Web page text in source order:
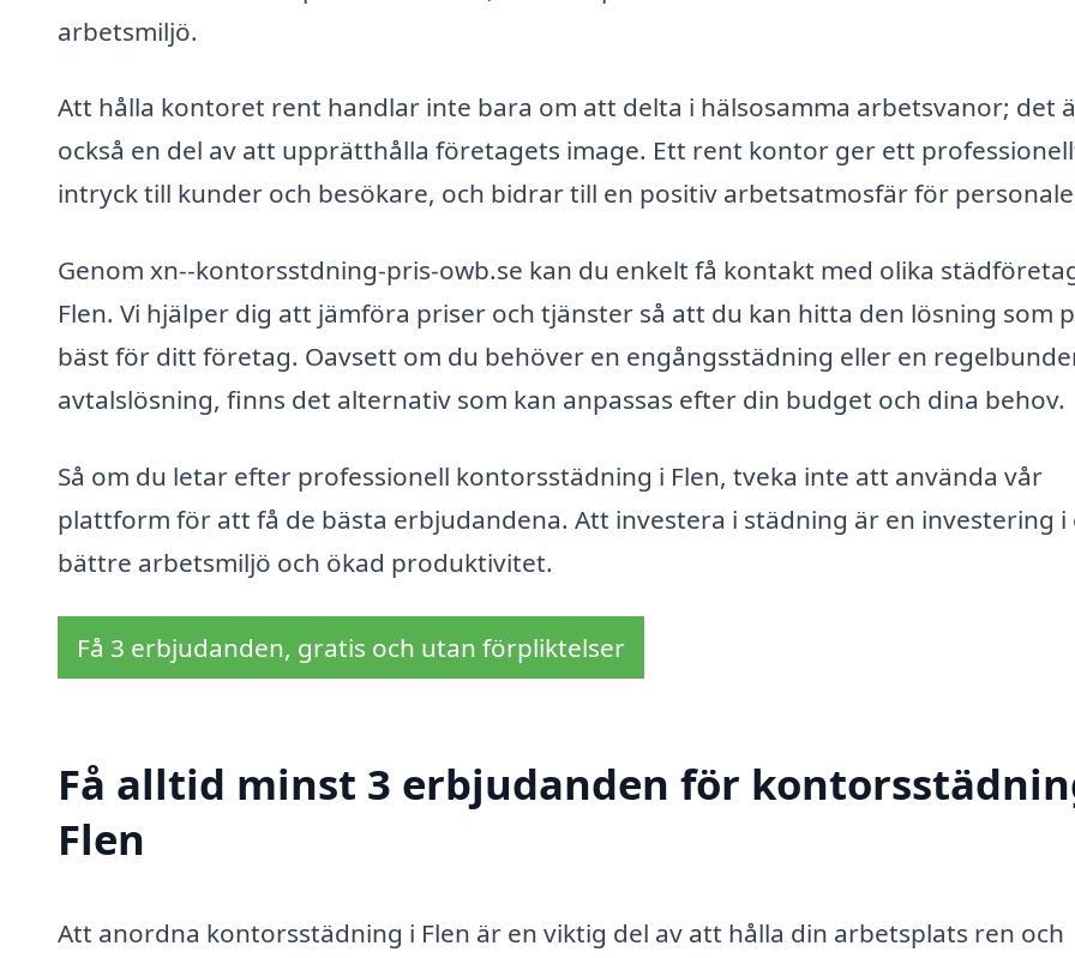
arbetsmiljö.
Att hålla kontoret rent handlar inte bara om att delta i hälsosamma arbetsvanor; det
också en del av att upprätthålla företagets image. Ett rent kontor ger ett
intryck till kunder och besökare, och bidrar till en positiv arbetsatmosfär för
Genom xn--kontorsstdning-pris-owb.se kan du enkelt få kontakt med olika
Flen. Vi hjälper dig att jämföra priser och tjänster så att du kan hitta den lösning som
bäst för ditt företag. Oavsett om du behöver en engångsstädning eller en
avtalslösning, finns det alternativ som kan anpassas efter din budget och dina behov.
Så om du letar efter professionell kontorsstädning i Flen, tveka inte att använda vår
plattform för att få de bästa erbjudandena. Att investera i städning är en investering i
bättre arbetsmiljö och ökad produktivitet.
Få 3 erbjudanden, gratis och utan förpliktelser
Få alltid minst 3 erbjudanden för
Flen
Att anordna kontorsstädning i Flen är en viktig del av att hålla din arbetsplats ren och